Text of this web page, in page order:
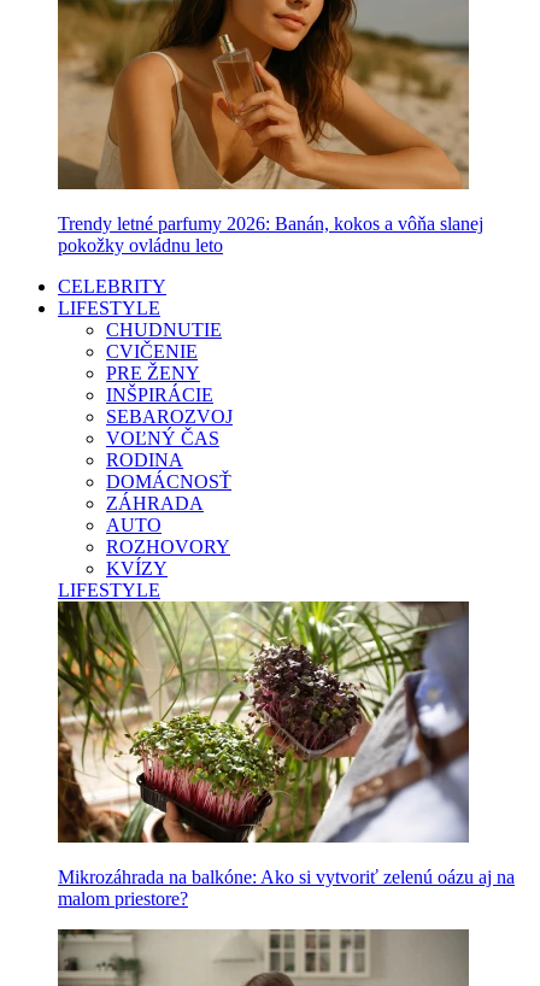
Trendy letné parfumy 2026: Banán, kokos a vôňa slanej
pokožky ovládnu leto
CELEBRITY
LIFESTYLE
CHUDNUTIE
CVIČENIE
PRE ŽENY
INŠPIRÁCIE
SEBAROZVOJ
VOĽNÝ ČAS
RODINA
DOMÁCNOSŤ
ZÁHRADA
AUTO
ROZHOVORY
KVÍZY
LIFESTYLE
Mikrozáhrada na balkóne: Ako si vytvoriť zelenú oázu aj na
malom priestore?